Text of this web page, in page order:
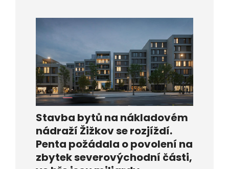
Stavba bytů na nákladovém
nádraží Žižkov se rozjíždí.
Penta požádala o povolení na
zbytek severovýchodní části,